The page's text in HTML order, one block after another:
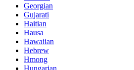
Georgian
Gujarati
Haitian
Hausa
Hawaiian
Hebrew
Hmong
Hungarian